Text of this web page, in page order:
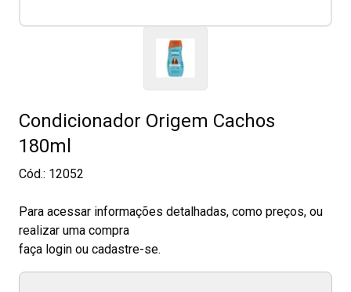
Condicionador Origem Cachos
180ml
Cód.: 12052
Para acessar informações detalhadas, como preços, ou
realizar uma compra
faça login ou cadastre-se.